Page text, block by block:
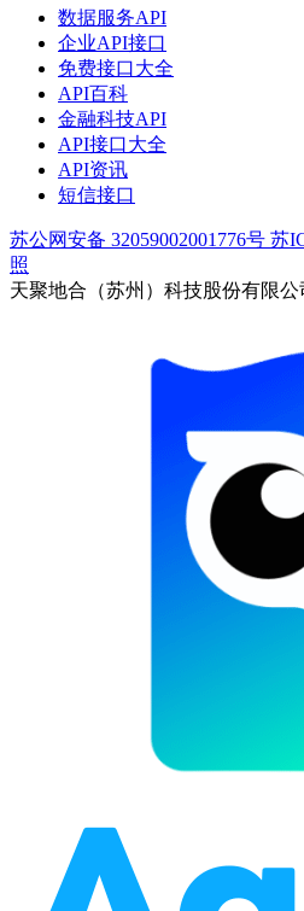
数据服务API
企业API接口
免费接口大全
API百科
金融科技API
API接口大全
API资讯
短信接口
苏公网安备 32059002001776号 苏
照
天聚地合（苏州）科技股份有限